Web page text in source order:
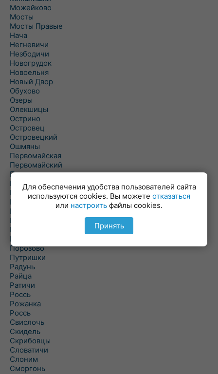
Можейково
Мосты
Мосты Правые
Нача
Негневичи
Незбодичи
Новогрудок
Новоельня
Новый Двор
Обухово
Озеры
Олекшицы
Острино
Островец
Островецкий
Ошмяны
Первомайская
Первомайский
Пески
Петревичи
Погородно
Пограничный
Подлабенье
Подольцы
Подороск
Поречье
Порозово
Путришки
Радунь
Райца
Ратичи
Роcсь
Рожанка
Россь
Свислочь
Скидель
Скрибовцы
Словатичи
Слоним
Сморгонь
Для обеспечения удобства пользователей сайта
используются cookies. Вы можете отказаться
или настроить файлы cookies.
Принять